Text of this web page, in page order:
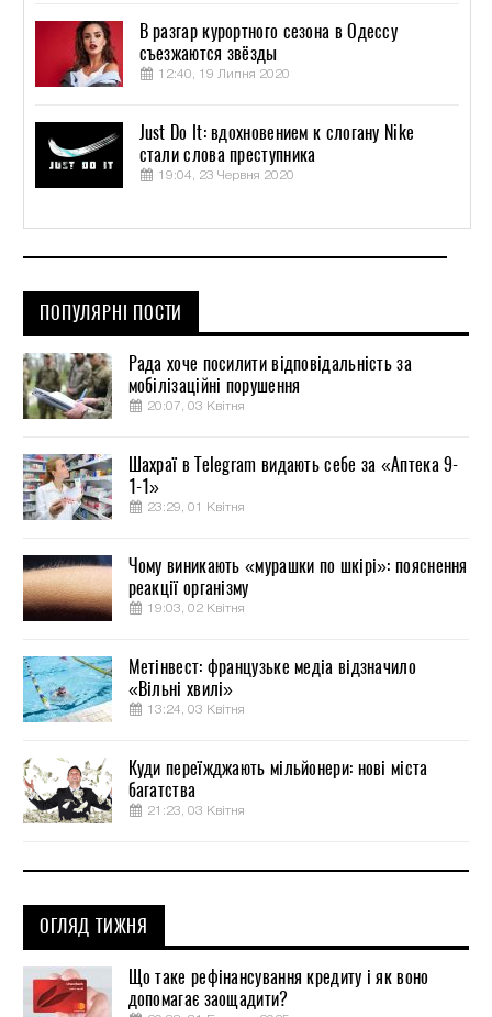
В разгар курортного сезона в Одессу
съезжаются звёзды
12:40, 19 Липня 2020
Just Do It: вдохновением к слогану Nike
стали слова преступника
19:04, 23 Червня 2020
ПОПУЛЯРНІ ПОСТИ
Рада хоче посилити відповідальність за
мобілізаційні порушення
20:07, 03 Квітня
Шахраї в Telegram видають себе за «Аптека 9-
1-1»
23:29, 01 Квітня
Чому виникають «мурашки по шкірі»: пояснення
реакції організму
19:03, 02 Квітня
Метінвест: французьке медіа відзначило
«Вільні хвилі»
13:24, 03 Квітня
Куди переїжджають мільйонери: нові міста
багатства
21:23, 03 Квітня
ОГЛЯД ТИЖНЯ
Що таке рефінансування кредиту і як воно
допомагає заощадити?